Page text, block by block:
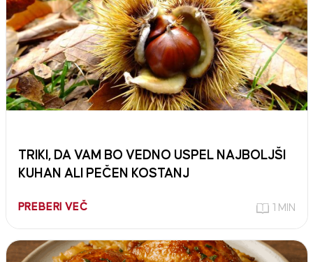
TRIKI, DA VAM BO VEDNO USPEL NAJBOLJŠI
KUHAN ALI PEČEN KOSTANJ
PREBERI VEČ 1 MIN